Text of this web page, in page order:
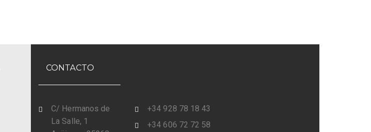
CONTACTO
C/ Hermanos de
La Salle, 1
+34 928 78 18 43
+34 606 72 72 58